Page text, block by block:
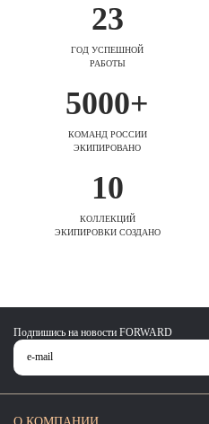
23
ГОД УСПЕШНОЙ
РАБОТЫ
5000+
КОМАНД РОССИИ
ЭКИПИРОВАНО
10
КОЛЛЕКЦИЙ
ЭКИПИРОВКИ СОЗДАНО
Подпишись на новости FORWARD